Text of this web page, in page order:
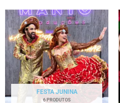
FESTA JUNINA
6 PRODUTOS